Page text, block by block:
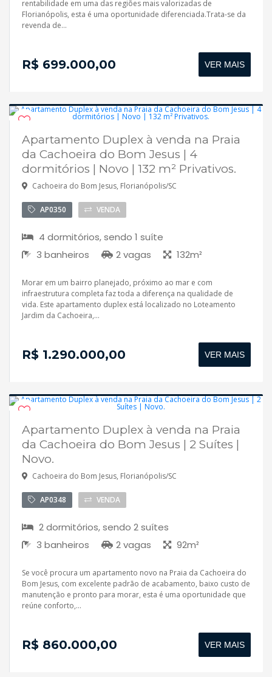
rentabilidade em uma das regiões mais valorizadas de
Florianópolis, esta é uma oportunidade diferenciada.Trata-se da
revenda de...
R$ 699.000,00 VER MAIS
Disponível
Apartamento Duplex à venda na Praia
da Cachoeira do Bom Jesus | 4
dormitórios | Novo | 132 m² Privativos.
Cachoeira do Bom Jesus, Florianópolis/SC
AP0350 VENDA
4 dormitórios, sendo 1 suíte
3 banheiros
2 vagas 132m²
Morar em um bairro planejado, próximo ao mar e com
infraestrutura completa faz toda a diferença na qualidade de
vida. Este apartamento duplex está localizado no Loteamento
Jardim da Cachoeira,...
R$ 1.290.000,00 VER MAIS
Disponível
Apartamento Duplex à venda na Praia
da Cachoeira do Bom Jesus | 2 Suítes |
Novo.
Cachoeira do Bom Jesus, Florianópolis/SC
AP0348 VENDA
2 dormitórios, sendo 2 suítes
3 banheiros
2 vagas 92m²
Se você procura um apartamento novo na Praia da Cachoeira do
Bom Jesus, com excelente padrão de acabamento, baixo custo de
manutenção e pronto para morar, esta é uma oportunidade que
reúne conforto,...
R$ 860.000,00 VER MAIS